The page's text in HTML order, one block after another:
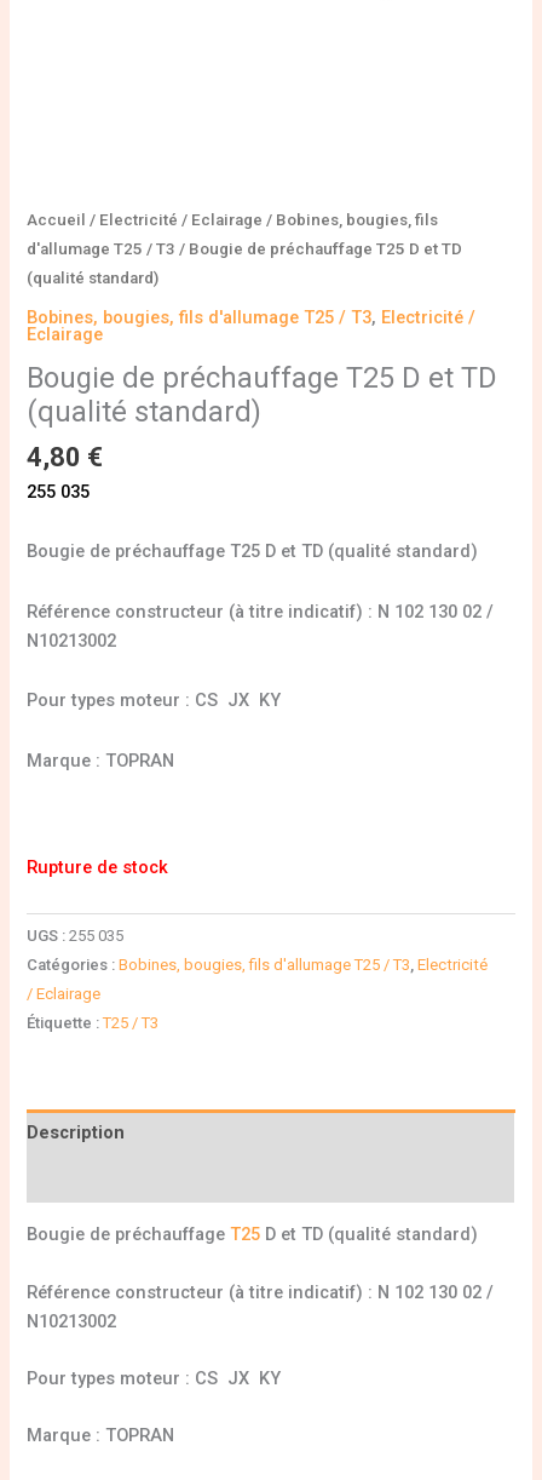
Accueil / Electricité / Eclairage / Bobines, bougies, fils
d'allumage T25 / T3 / Bougie de préchauffage T25 D et TD
(qualité standard)
Bobines, bougies, fils d'allumage T25 / T3, Electricité /
Eclairage
Bougie de préchauffage T25 D et TD
(qualité standard)
4,80 €
255 035
Bougie de préchauffage T25 D et TD (qualité standard)
Référence constructeur (à titre indicatif) : N 102 130 02 /
N10213002
Pour types moteur : CS JX KY
Marque : TOPRAN
Rupture de stock
UGS :255 035
Catégories :Bobines, bougies, fils d'allumage T25 / T3,Electricité
/ Eclairage
Étiquette :T25 / T3
Description
Bougie de préchauffageT25 D et TD (qualité standard)
Référence constructeur (à titre indicatif) : N 102 130 02 /
N10213002
Pour types moteur : CS JX KY
Marque : TOPRAN